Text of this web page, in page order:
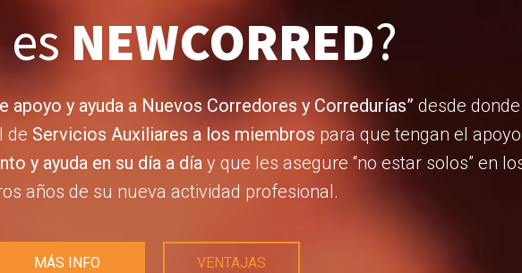
NEWCORRED?
apoyo y ayuda a Nuevos Corredores y Corredurías” desde donde
de Servicios Auxiliares a los miembros para que tengan el
y ayuda en su día a día y que les asegure “no estar solos” en
años de su nueva actividad profesional.
MÁS INFO VENTAJAS